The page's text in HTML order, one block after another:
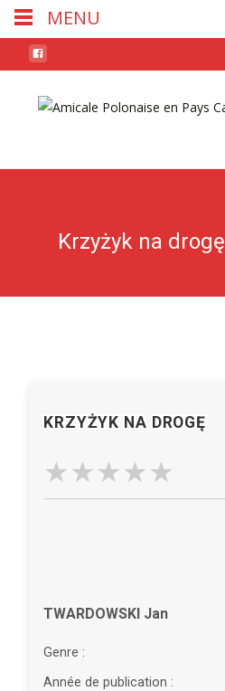
Krzyżyk na drogę
KRZYŻYK NA DROGĘ
TWARDOWSKI Jan
Genre :
Année de publication :
MENU